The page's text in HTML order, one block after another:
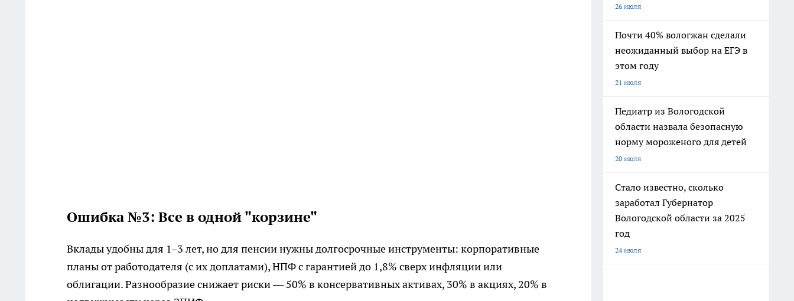
Ошибка №3: Все в одной "корзине"
Вклады удобны для 1–3 лет, но для пенсии нужны долгосрочные инструменты: корпоративные
планы от работодателя (с их доплатами), НПФ с гарантией до 1,8% сверх инфляции или
облигации. Разнообразие снижает риски — 50% в консервативных активах, 30% в акциях, 20% в
26 июля
Почти 40% вологжан сделали
неожиданный выбор на ЕГЭ в
этом году
21 июля
Педиатр из Вологодской
области назвала безопасную
норму мороженого для детей
20 июля
Стало известно, сколько
заработал Губернатор
Вологодской области за 2025
год
24 июля